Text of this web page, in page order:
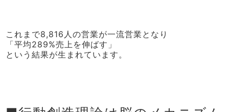
これまで8,816人の営業が一流営業となり
「平均289%売上を伸ばす」
という結果が生まれています。